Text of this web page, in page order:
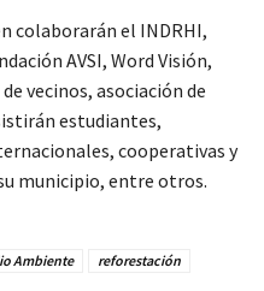
colaborarán el INDRHI,
AVSI, Word Visión,
vecinos, asociación de
estudiantes,
cooperativas y
municipio, entre otros.
Ambiente reforestación